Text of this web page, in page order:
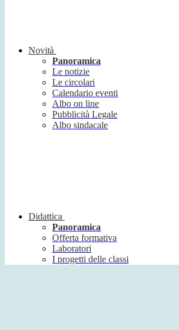
Novità
Panoramica
Le notizie
Le circolari
Calendario eventi
Albo on line
Pubblicità Legale
Albo sindacale
Didattica
Panoramica
Offerta formativa
Laboratori
I progetti delle classi